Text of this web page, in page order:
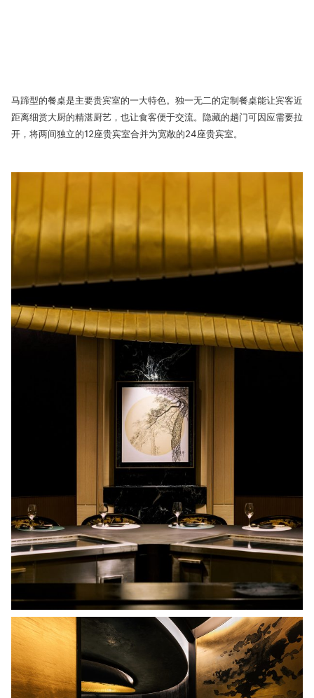
马蹄型的餐桌是主要贵宾室的一大特色。独一无二的定制餐桌能让宾客近
距离细赏大厨的精湛厨艺，也让食客便于交流。隐藏的趟门可因应需要拉
开，将两间独立的12座贵宾室合并为宽敞的24座贵宾室。